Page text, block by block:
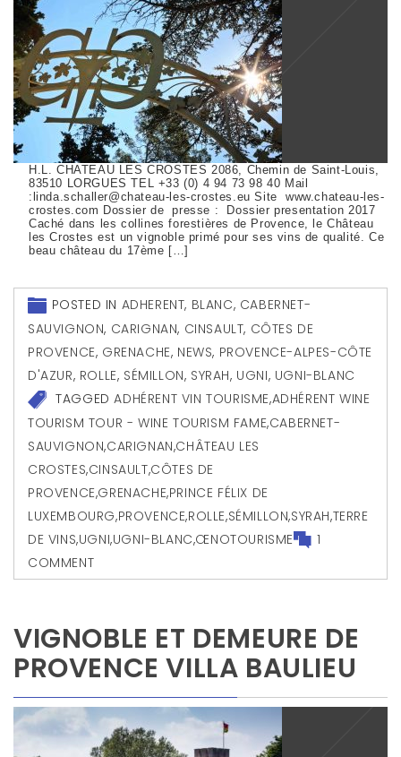
H.L. CHATEAU LES CROSTES 2086, Chemin de Saint-Louis,
83510 LORGUES TEL +33 (0) 4 94 73 98 40 Mail
:linda.schaller@chateau-les-crostes.eu Site www.chateau-les-
crostes.com Dossier de presse : Dossier presentation 2017
Caché dans les collines forestières de Provence, le Château
les Crostes est un vignoble primé pour ses vins de qualité. Ce
beau château du 17ème […]
POSTED IN ADHERENT, BLANC, CABERNET-
SAUVIGNON, CARIGNAN, CINSAULT, CÔTES DE
PROVENCE, GRENACHE, NEWS, PROVENCE-ALPES-CÔTE
D'AZUR, ROLLE, SÉMILLON, SYRAH, UGNI, UGNI-BLANC
TAGGEDADHÉRENT VIN TOURISME,ADHÉRENT WINE
TOURISM TOUR - WINE TOURISM FAME,CABERNET-
SAUVIGNON,CARIGNAN,CHÂTEAU LES
CROSTES,CINSAULT,CÔTES DE
PROVENCE,GRENACHE,PRINCE FÉLIX DE
LUXEMBOURG,PROVENCE,ROLLE,SÉMILLON,SYRAH,TERRE
DE VINS,UGNI,UGNI-BLANC,ŒNOTOURISME
1
COMMENT
VIGNOBLE ET DEMEURE DE
PROVENCE VILLA BAULIEU